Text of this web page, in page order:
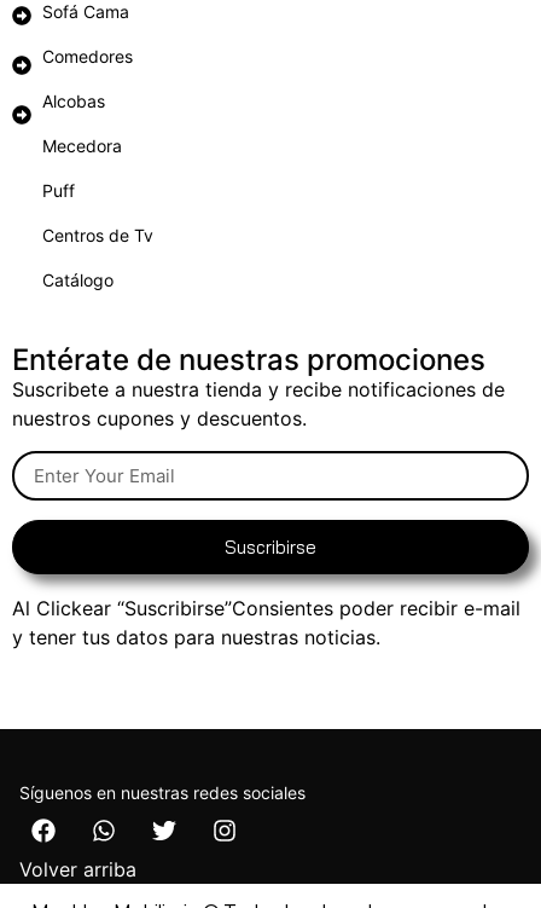
Sofá Cama
Comedores
Alcobas
Mecedora
Puff
Centros de Tv
Catálogo
Entérate de nuestras promociones
Suscribete a nuestra tienda y recibe notificaciones de
nuestros cupones y descuentos.
Suscribirse
Al Clickear “Suscribirse”Consientes poder recibir e-mail
y tener tus datos para nuestras noticias.
Síguenos en nuestras redes sociales
Volver arriba